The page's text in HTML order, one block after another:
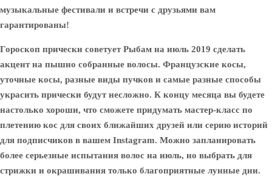
музыкальные фестивали и встречи с друзьями вам
гарантированы!
Гороскоп прически советует Рыбам на июль 2019 сделать
акцент на пышно собранные волосы. Французские косы,
уточные косы, разные виды пучков и самые разные способы
украсить прически будут несложно. К концу месяца вы будете
настолько хороши, что сможете придумать мастер-класс по
плетению кос для своих ближайших друзей или серию историй
для подписчиков в вашем Instagram. Можно запланировать
более серьезные испытания волос на июль, но выбрать для
стрижки и окрашивания только благоприятные лунные дни.